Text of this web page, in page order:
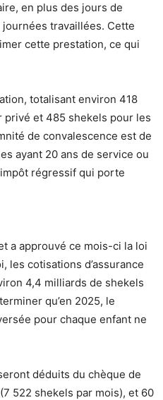
en plus des jours de
travaillées. Cette
cette prestation, ce qui
totalisant environ 418
privé et 485 shekels pour les
de convalescence est de
ayant 20 ans de service ou
régressif qui porte
a approuvé ce mois-ci la loi
les cotisations d’assurance
4,4 milliards de shekels
qu’en 2025, le
pour chaque enfant ne
déduits du chèque de
522 shekels par mois), et 60